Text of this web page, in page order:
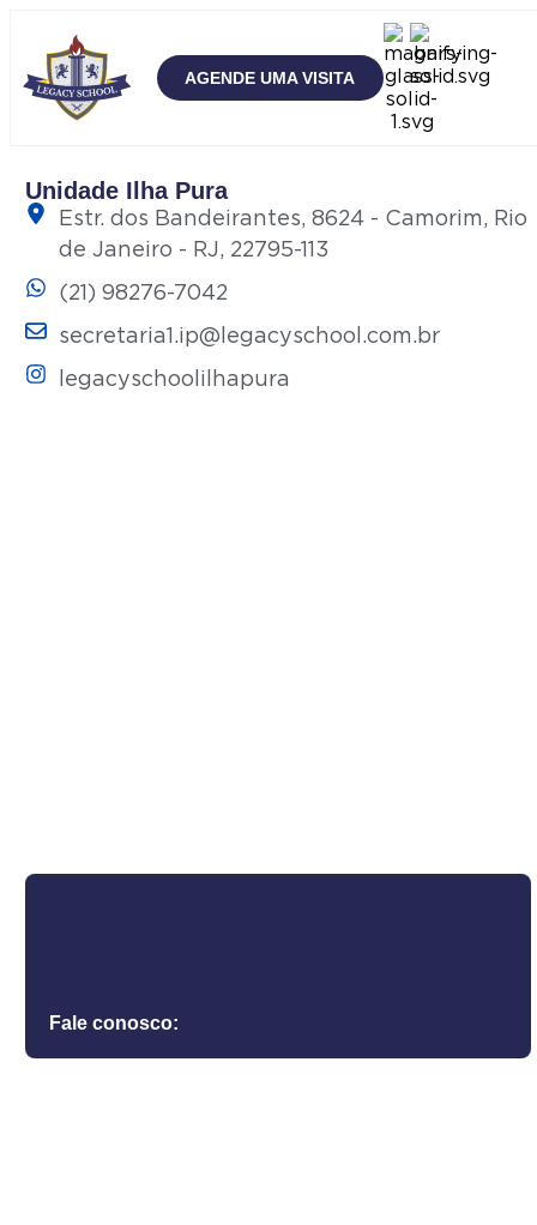
AGENDE UMA VISITA
Unidade Ilha Pura
Estr. dos Bandeirantes, 8624 - Camorim, Rio
de Janeiro - RJ, 22795-113
(21) 98276-7042
secretaria1.ip@legacyschool.com.br
legacyschoolilhapura
Fale conosco: